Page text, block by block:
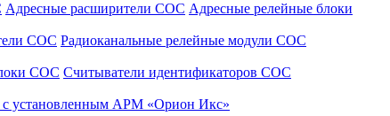
Адресные расширители СОС Адресные релейные блоки
СОС Радиоканальные релейные модули СОС
СОС Считыватели идентификаторов СОС
установленным АРМ «Орион Икс»